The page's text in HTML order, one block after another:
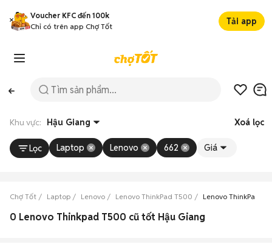
Voucher KFC đến 100k
Chỉ có trên app Chợ Tốt
Tải app
Khu vực: Hậu Giang Xoá lọc
Lọc Laptop Lenovo 662 Giá
Chợ Tốt Laptop Lenovo Lenovo ThinkPad T500 Lenovo ThinkPad
0 Lenovo Thinkpad T500 cũ tốt Hậu Giang